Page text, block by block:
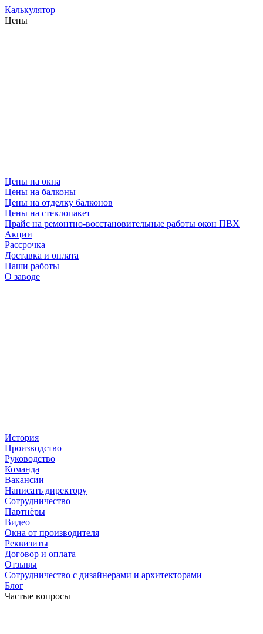
Калькулятор
Цены
Цены на окна
Цены на балконы
Цены на отделку балконов
Цены на стеклопакет
Прайс на ремонтно-восстановительные работы окон ПВХ
Акции
Рассрочка
Доставка и оплата
Наши работы
О заводе
История
Производство
Руководство
Команда
Вакансии
Написать директору
Сотрудничество
Партнёры
Видео
Окна от производителя
Реквизиты
Договор и оплата
Отзывы
Сотрудничество с дизайнерами и архитекторами
Блог
Частые вопросы